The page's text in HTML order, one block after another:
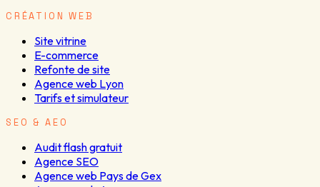
CRÉATION WEB
Site vitrine
E-commerce
Refonte de site
Agence web Lyon
Tarifs et simulateur
SEO & AEO
Audit flash gratuit
Agence SEO
Agence web Pays de Gex